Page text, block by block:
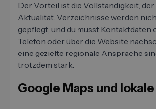
Der Vorteil ist die Vollständigkeit, der
Aktualität. Verzeichnisse werden
gepflegt, und du musst Kontaktdaten
Telefon oder über die Website
eine gezielte regionale Ansprache
trotzdem stark.
Google Maps und